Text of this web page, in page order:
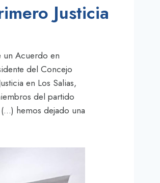
Justicia
un Acuerdo en
del Concejo
en Los Salias,
del partido
hemos dejado una